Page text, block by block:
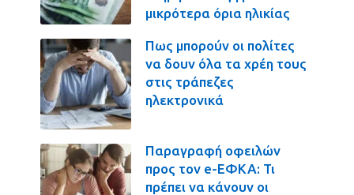
μικρότερα όρια ηλικίας
Πως μπορούν οι πολίτες
να δουν όλα τα χρέη τους
στις τράπεζες
ηλεκτρονικά
Παραγραφή οφειλών
προς τον e-ΕΦΚΑ: Τι
πρέπει να κάνουν οι